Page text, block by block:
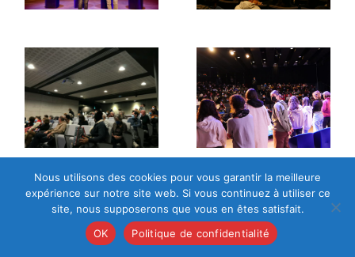
Nous utilisons des cookies pour vous garantir la meilleure
expérience sur notre site web. Si vous continuez à utiliser ce
site, nous supposerons que vous en êtes satisfait.
OK
Politique de confidentialité